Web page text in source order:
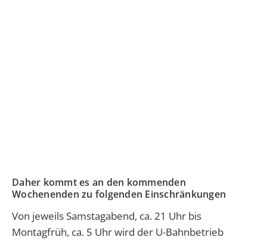
Daher kommt es an den kommenden
Wochenenden zu folgenden Einschränkungen
Von jeweils Samstagabend, ca. 21 Uhr bis
Montagfrüh, ca. 5 Uhr wird der U-Bahnbetrieb